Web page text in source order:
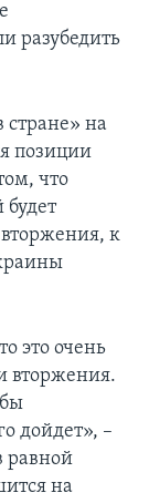
разубедить
на
позиции
что
к
это очень
вторжения.
дойдет», –
равной
на